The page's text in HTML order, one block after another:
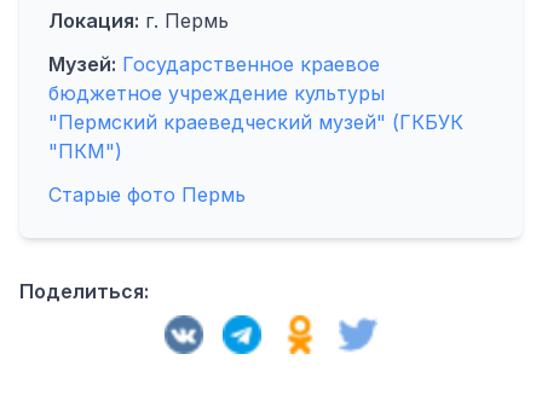
Локация: г. Пермь
Музей: Государственное краевое
бюджетное учреждение культуры
"Пермский краеведческий музей" (ГКБУК
"ПКМ")
Старые фото Пермь
Поделиться: